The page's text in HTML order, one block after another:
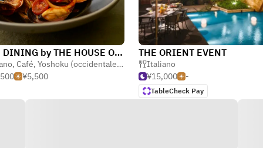
MAIN DINING by THE HOUSE OF PACIFIC
, Café, Yoshoku (occidentale giapponese)
¥5,500
THE ORIENT EVENT
Italiano
¥15,000
-
TableCheck Pay